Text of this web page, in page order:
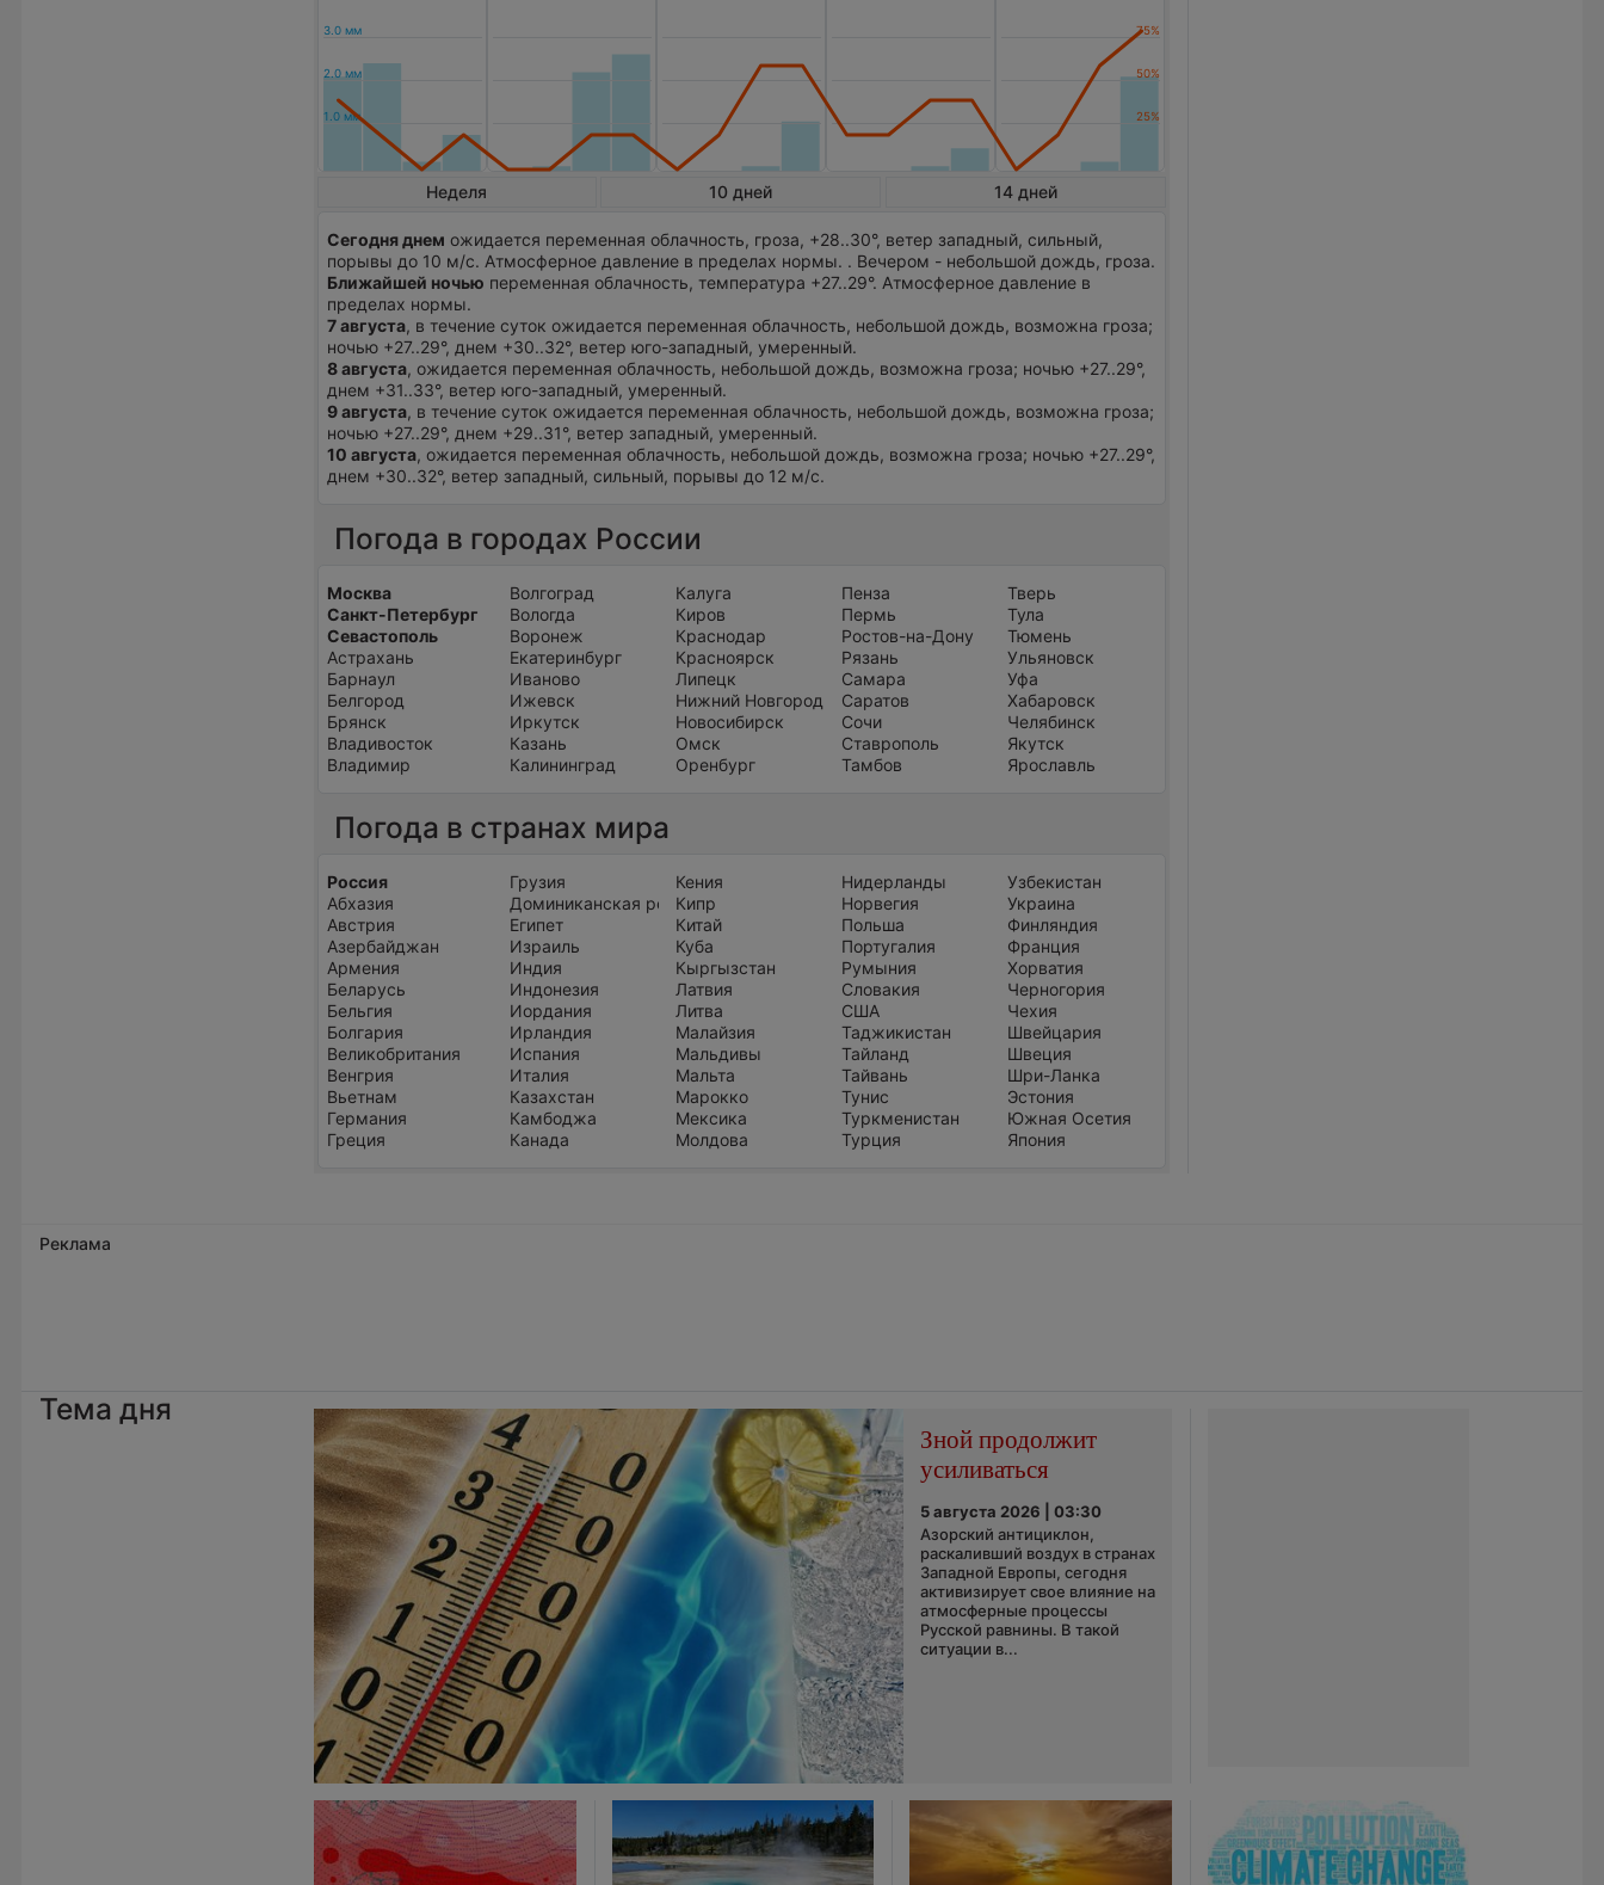
Неделя 10 дней 14 дней
Сегодня днем ожидается переменная облачность, гроза, +28..30°, ветер западный, сильный,
порывы до 10 м/с. Атмосферное давление в пределах нормы. . Вечером - небольшой дождь, гроза.
Ближайшей ночью переменная облачность, температура +27..29°. Атмосферное давление в
пределах нормы.
7 августа, в течение суток ожидается переменная облачность, небольшой дождь, возможна гроза;
ночью +27..29°, днем +30..32°, ветер юго-западный, умеренный.
8 августа, ожидается переменная облачность, небольшой дождь, возможна гроза; ночью +27..29°,
днем +31..33°, ветер юго-западный, умеренный.
9 августа, в течение суток ожидается переменная облачность, небольшой дождь, возможна гроза;
ночью +27..29°, днем +29..31°, ветер западный, умеренный.
10 августа, ожидается переменная облачность, небольшой дождь, возможна гроза; ночью +27..29°,
днем +30..32°, ветер западный, сильный, порывы до 12 м/с.
Погода в городах России
Москва
Санкт-Петербург
Севастополь
Астрахань
Барнаул
Белгород
Брянск
Владивосток
Владимир
Волгоград
Вологда
Воронеж
Екатеринбург
Иваново
Ижевск
Иркутск
Казань
Калининград
Калуга
Киров
Краснодар
Красноярск
Липецк
Нижний Новгород
Новосибирск
Омск
Оренбург
Пенза
Пермь
Ростов-на-Дону
Рязань
Самара
Саратов
Сочи
Ставрополь
Тамбов
Тверь
Тула
Тюмень
Ульяновск
Уфа
Хабаровск
Челябинск
Якутск
Ярославль
Погода в странах мира
Россия
Абхазия
Австрия
Азербайджан
Армения
Беларусь
Бельгия
Болгария
Великобритания
Венгрия
Вьетнам
Германия
Греция
Грузия
Доминиканская республика
Египет
Израиль
Индия
Индонезия
Иордания
Ирландия
Испания
Италия
Казахстан
Камбоджа
Канада
Кения
Кипр
Китай
Куба
Кыргызстан
Латвия
Литва
Малайзия
Мальдивы
Мальта
Марокко
Мексика
Молдова
Нидерланды
Норвегия
Польша
Португалия
Румыния
Словакия
США
Таджикистан
Тайланд
Тайвань
Тунис
Туркменистан
Турция
Узбекистан
Украина
Финляндия
Франция
Хорватия
Черногория
Чехия
Швейцария
Швеция
Шри-Ланка
Эстония
Южная Осетия
Япония
Реклама
Тема дня
Зной продолжит
усиливаться
5 августа 2026 | 03:30
Азорский антициклон,
раскаливший воздух в странах
Западной Европы, сегодня
активизирует свое влияние на
атмосферные процессы
Русской равнины. В такой
ситуации в...